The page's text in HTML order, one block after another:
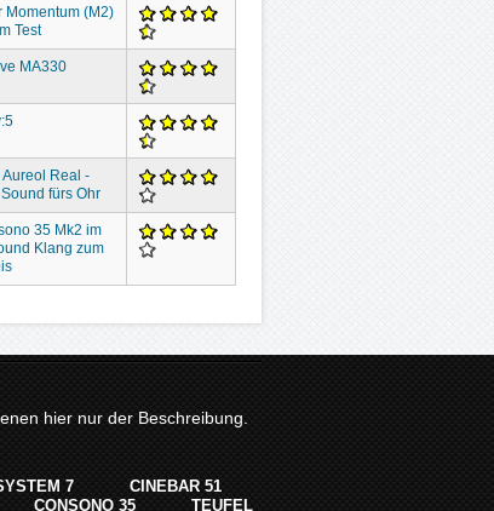
Momentum (M2)
Test
MA330
Aureol Real -
fürs Ohr
35 Mk2 im
Klang zum
hier nur der Beschreibung.
7
CINEBAR 51
CONSONO 35 TEUFEL